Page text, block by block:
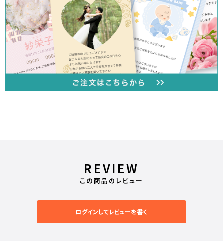
REVIEW
この商品のレビュー
ログインしてレビューを書く